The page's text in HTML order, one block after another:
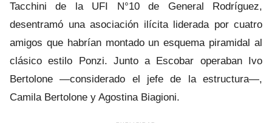
Tacchini de la UFI N°10 de General Rodríguez,
desentramó una asociación ilícita liderada por cuatro
amigos que habrían montado un esquema piramidal al
clásico estilo Ponzi. Junto a Escobar operaban Ivo
Bertolone —considerado el jefe de la estructura—,
Camila Bertolone y Agostina Biagioni.